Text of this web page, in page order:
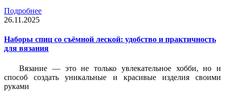
Подробнее
26.11.2025
Наборы спиц со съёмной леской: удобство и практичность
для вязания
Вязание — это не только увлекательное хобби, но и
способ создать уникальные и красивые изделия своими
руками